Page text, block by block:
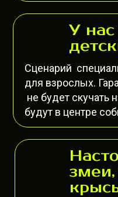
Сценарий
для взрослых.
не будет скучать
будут в центре
У нас